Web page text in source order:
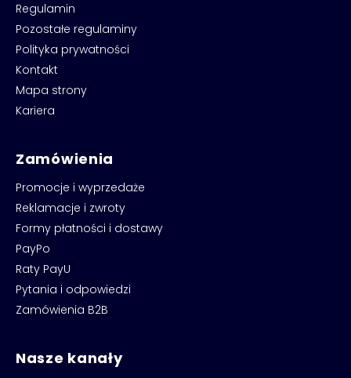
Regulamin
Pozostałe regulaminy
Polityka prywatności
Kontakt
Mapa strony
Kariera
Zamówienia
Promocje i wyprzedaże
Reklamacje i zwroty
Formy płatności i dostawy
PayPo
Raty PayU
Pytania i odpowiedzi
Zamówienia B2B
Nasze kanały